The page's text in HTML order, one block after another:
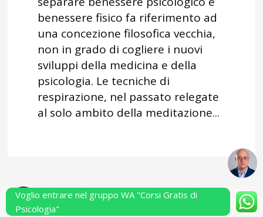
benessere fisico fa riferimento ad
una concezione filosofica vecchia,
non in grado di cogliere i nuovi
sviluppi della medicina e della
psicologia. Le tecniche di
respirazione, nel passato relegate
al solo ambito della meditazione...
Powered by Performarsi S.a.s.
Voglio entrare nel gruppo WA "Corsi Gratis di
Psicologia"